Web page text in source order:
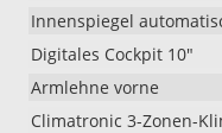
Innenspiegel
Digitales Cockpit 10"
Armlehne vorne
Climatronic 3-Zonen-